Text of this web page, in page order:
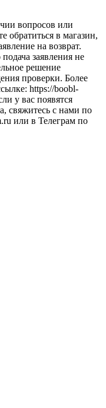
вопросов или
обратиться в магазин,
на возврат.
заявления не
решение
проверки. Более
https://boobl-
у вас появятся
свяжитесь с нами по
или в Телеграм по